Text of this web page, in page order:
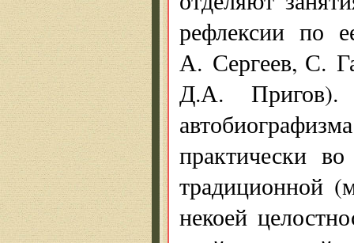
рефлексии по
А. Сергеев, С.
Д.А.
практически
традиционной
некоей